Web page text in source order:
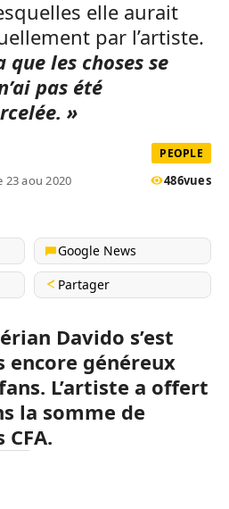
elle aurait
par l’artiste.
que les choses se
pas été
»
PEOPLE
23 aou 2020 486vues
Google News
Partager
Davido s’est
généreux
L’artiste a offert
la somme de